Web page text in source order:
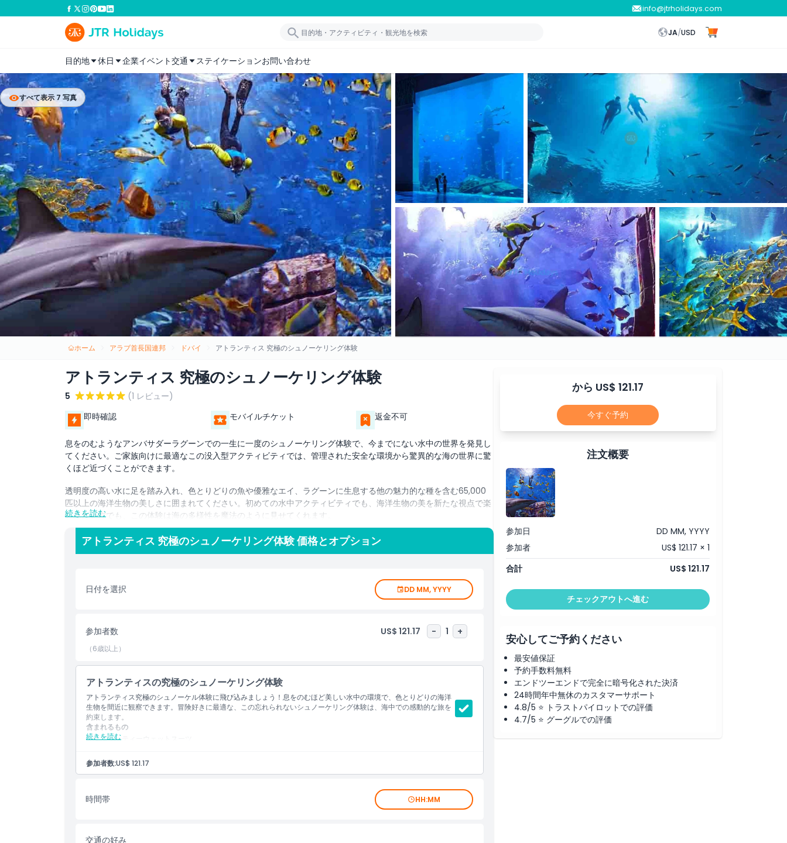
info@jtrholidays.com
JA/USD
目的地 休日 企業イベント交通 ステイケーションお問い合わせ
すべて表示 7 写真
ホーム アラブ首長国連邦 ドバイ アトランティス 究極のシュノーケリング体験
アトランティス 究極のシュノーケリング体験
5
(1 レビュー)
即時確認
モバイルチケット 返金不可
息をのむようなアンバサダーラグーンでの一生に一度のシュノーケリング体験で、今までにない水中の世界を発見し
てください。ご家族向けに最適なこの没入型アクティビティでは、管理された安全な環境から驚異的な海の世界に驚
くほど近づくことができます。
透明度の高い水に足を踏み入れ、色とりどりの魚や優雅なエイ、ラグーンに生息する他の魅力的な種を含む65,000
匹以上の海洋生物の美しさに囲まれてください。初めての水中アクティビティでも、海洋生物の美を新たな視点で楽
しみたい方でも、この体験は海の多様性を魔法のように見せてくれます。
このアクティビティの魅力の一つは参加のしやすさです。家族向けに設計されており、6歳以上の泳げる方・泳げな
い方のどちらも参加可能です。事前のシュノーケリング経験は不要で、初心者でも準備の後、ラグーンで穏やかに浮
安全と快適さが常に優先され、プロのガイドが常駐して全員が安心して楽しめるようサポートします。家族でこのユ
ニークな旅を共有できる機会は、真に魅惑的な環境で忘れられない瞬間と永続する思い出を生み出します。
ーラグーンでのシュノーケリングはドバイで海の世界を探索するのに最適な方法です。
ハイライト
含まれるもの
子供／大人ポリシー
除外事項
対象外
注意事項
続きを読む
アトランティス 究極のシュノーケリング体験 価格とオプション
日付を選択 DD MM, YYYY
参加者数 US$ 121.17 - 1 +
（6歳以上）
アトランティスの究極のシュノーケリング体験
アトランティス究極のシュノーケル体験に飛び込みましょう！息をのむほど美しい水中の環境で、色とりどりの海洋
生物を間近に観察できます。冒険好きに最適な、この忘れられないシュノーケリング体験は、海中での感動的な旅を
約束します。
続きを読む
含まれるもの
ショーティーウェットスーツ
器材の説明（マスクとシュノーケル）
同日にザ・ロスト・チェンバーズ水族館へ入場可能
参加者数:US$ 121.17
時間帯 HH:MM
交通の好み
から US$ 121.17
今すぐ予約
注文概要
参加日
DD MM, YYYY
参加者
US$ 121.17 × 1
合計
US$ 121.17
チェックアウトへ進む
安心してご予約ください
最安値保証
予約手数料無料
エンドツーエンドで完全に暗号化された決済
24時間年中無休のカスタマーサポート
4.8/5 ⭐ トラストパイロットでの評価
4.7/5 ⭐ グーグルでの評価